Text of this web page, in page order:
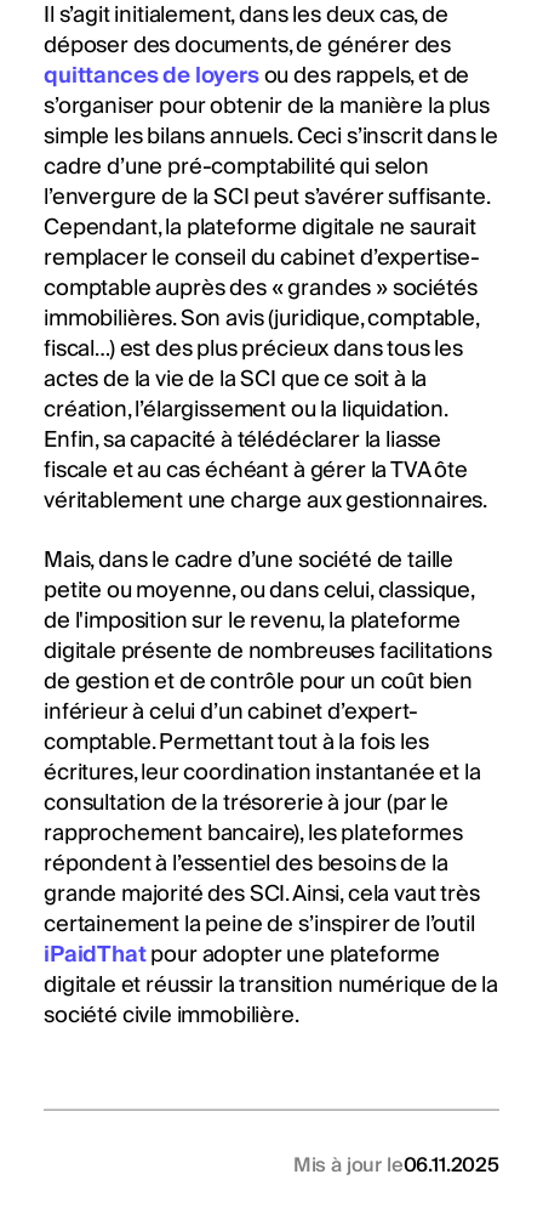
Il s’agit initialement, dans les deux cas, de
déposer des documents, de générer des
quittances de loyersou des rappels, et de
s’organiser pour obtenir de la manière la plus
simple les bilans annuels. Ceci s’inscrit dans le
cadre d’une pré-comptabilité qui selon
l’envergure de la SCI peut s’avérer suffisante.
Cependant, la plateforme digitale ne saurait
remplacer le conseil du cabinet d’expertise-
comptable auprès des « grandes » sociétés
immobilières. Son avis (juridique, comptable,
fiscal…) est des plus précieux dans tous les
actes de la vie de la SCI que ce soit à la
création, l’élargissement ou la liquidation.
Enfin, sa capacité à télédéclarer la liasse
fiscale et au cas échéant à gérer la TVA ôte
véritablement une charge aux gestionnaires.
Mais, dans le cadre d’une société de taille
petite ou moyenne, ou dans celui, classique,
de l'imposition sur le revenu, la plateforme
digitale présente de nombreuses facilitations
de gestion et de contrôle pour un coût bien
inférieur à celui d’un cabinet d’expert-
comptable. Permettant tout à la fois les
écritures, leur coordination instantanée et la
consultation de la trésorerie à jour (par le
rapprochement bancaire), les plateformes
répondent à l’essentiel des besoins de la
grande majorité des SCI. Ainsi, cela vaut très
certainement la peine de s’inspirer de l’outil
iPaidThatpour adopter une plateforme
digitale et réussir la transition numérique de la
société civile immobilière.
Mis à jour le06.11.2025